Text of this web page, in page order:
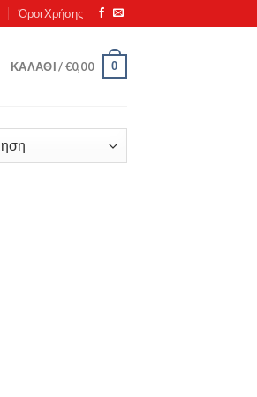
Όροι Χρήσης
ΚΑΛΆΘΙ /€0,00 0